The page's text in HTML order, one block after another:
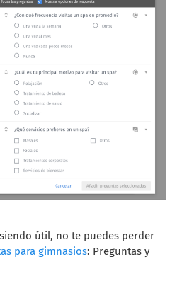
útil, no te puedes perder
para gimnasios: Preguntas y